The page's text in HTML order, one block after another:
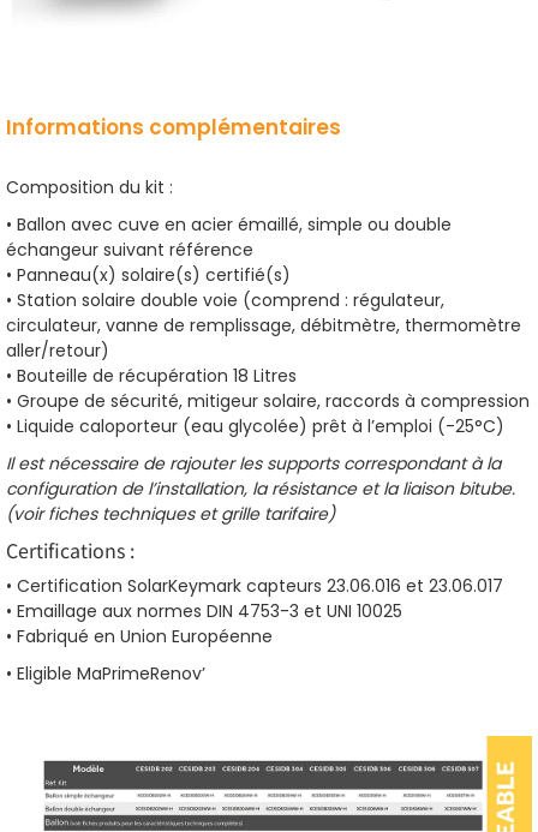
Informations complémentaires
Composition du kit :
• Ballon avec cuve en acier émaillé, simple ou double
échangeur suivant référence
• Panneau(x) solaire(s) certifié(s)
• Station solaire double voie (comprend : régulateur,
circulateur, vanne de remplissage, débitmètre, thermomètre
aller/retour)
• Bouteille de récupération 18 Litres
• Groupe de sécurité, mitigeur solaire, raccords à compression
• Liquide caloporteur (eau glycolée) prêt à l’emploi (-25°C)
Il est nécessaire de rajouter les supports correspondant à la
configuration de l’installation, la résistance et la liaison bitube.
(voir fiches techniques et grille tarifaire)
Certifications :
• Certification SolarKeymark capteurs 23.06.016 et 23.06.017
• Emaillage aux normes DIN 4753-3 et UNI 10025
• Fabriqué en Union Européenne
• Eligible MaPrimeRenov’